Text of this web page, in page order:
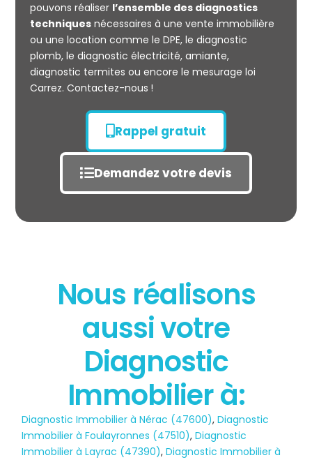
État des risques
POLLUTION
pouvons réaliser l’ensemble des diagnostics
techniquesnécessaires à une vente immobilière
ou une location comme le DPE, le diagnostic
plomb, le diagnostic électricité, amiante,
diagnostic termites ou encore le mesurage loi
Carrez. Contactez-nous !
Rappel gratuit
Demandez votre devis
Nous réalisons
aussi votre
Diagnostic
Immobilier à:
Diagnostic Immobilier à Nérac (47600),Diagnostic
Immobilier à Foulayronnes (47510),Diagnostic
Immobilier à Layrac (47390),Diagnostic Immobilier à